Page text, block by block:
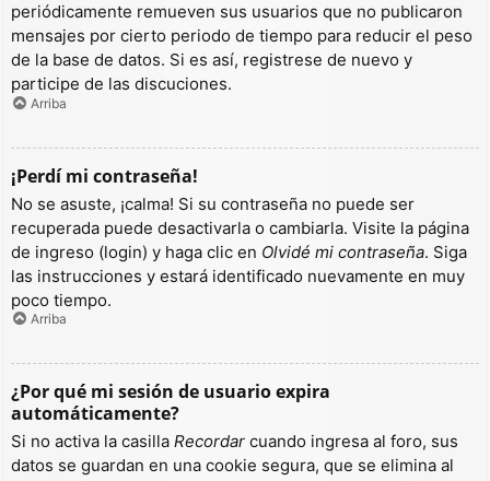
periódicamente remueven sus usuarios que no publicaron
mensajes por cierto periodo de tiempo para reducir el peso
de la base de datos. Si es así, registrese de nuevo y
participe de las discuciones.
Arriba
¡Perdí mi contraseña!
No se asuste, ¡calma! Si su contraseña no puede ser
recuperada puede desactivarla o cambiarla. Visite la página
de ingreso (login) y haga clic en Olvidé mi contraseña. Siga
las instrucciones y estará identificado nuevamente en muy
poco tiempo.
Arriba
¿Por qué mi sesión de usuario expira
automáticamente?
Si no activa la casilla Recordar cuando ingresa al foro, sus
datos se guardan en una cookie segura, que se elimina al